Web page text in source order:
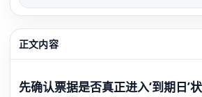
正文内容
先确认票据是否真正进入‘到期日’